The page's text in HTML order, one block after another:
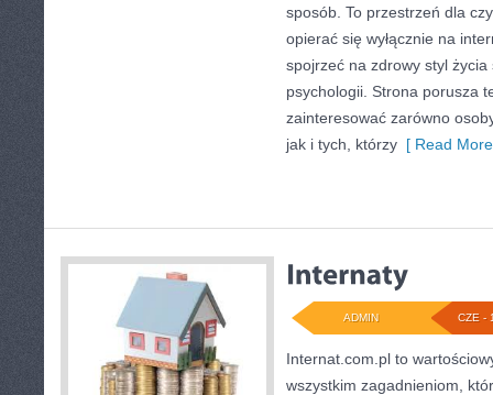
sposób. To przestrzeń dla
opierać się wyłącznie na
spojrzeć na zdrowy styl
psychologii. Strona porusza
zainteresować zarówno
jak i tych, którzy [ Read
CZE -
ADMIN
Internat.com.pl to
wszystkim zagadnieniom,